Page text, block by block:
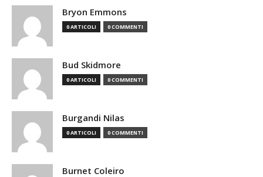
Bryon Emmons
0 ARTICOLI 0 COMMENTI
Bud Skidmore
0 ARTICOLI 0 COMMENTI
Burgandi Nilas
0 ARTICOLI 0 COMMENTI
Burnet Coleiro